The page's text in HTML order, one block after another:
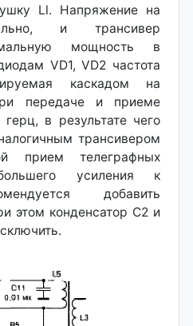
Ll. Напряжение на
и трансивер
мощность в
VD1, VD2 частота
каскадом на
передаче и приеме
в результате чего
трансивером
прием телеграфных
усиления к
добавить
этом конденсатор С2 и